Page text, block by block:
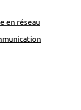
en réseau